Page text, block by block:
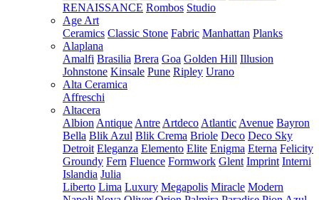
RENAISSANCE Rombos Studio
Age Art
Ceramics Classic Stone Fabric Manhattan Planks
Alaplana
Amalfi Brasilia Brera Goa Golden Hill Illusion
Johnstone Kinsale Pune Ripley Urano
Alta Ceramica
Affreschi
Altacera
Albion Antique Antre Artdeco Atlantic Avenue Bayron
Bella Blik Azul Blik Crema Briole Deco Deco Sky
Detroit Eleganza Elemento Elite Enigma Eterna Felicity
Groundy Fern Fluence Formwork Glent Imprint Interni
Islandia Julia
Liberto Lima Luxury Megapolis Miracle Modern